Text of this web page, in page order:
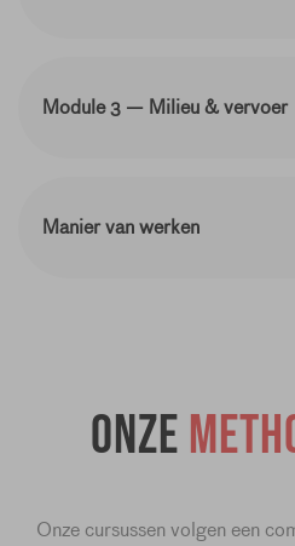
Module 3 — Milieu & vervoer
Manier van werken
Onze
Onze cursussen volgen een